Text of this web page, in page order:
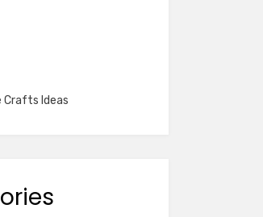
Crafts Ideas